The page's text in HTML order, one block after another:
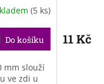
(5 ks)
Do košíku
mm slouží
ve zdi u
11 Kč